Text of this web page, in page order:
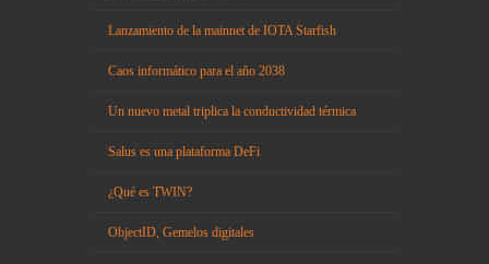
Lanzamiento de la mainnet de IOTA Starfish
Caos informático para el año 2038
Un nuevo metal triplica la conductividad térmica
Salus es una plataforma DeFi
¿Qué es TWIN?
ObjectID, Gemelos digitales